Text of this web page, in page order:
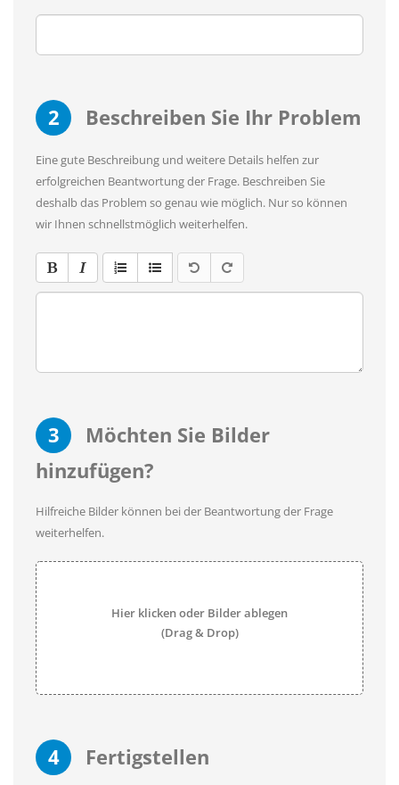
2 Beschreiben Sie Ihr Problem
Eine gute Beschreibung und weitere Details helfen zur
erfolgreichen Beantwortung der Frage. Beschreiben Sie
deshalb das Problem so genau wie möglich. Nur so können
wir Ihnen schnellstmöglich weiterhelfen.
3
Möchten Sie Bilder
hinzufügen?
Hilfreiche Bilder können bei der Beantwortung der Frage
weiterhelfen.
Hier klicken oder Bilder ablegen
(Drag & Drop)
4 Fertigstellen